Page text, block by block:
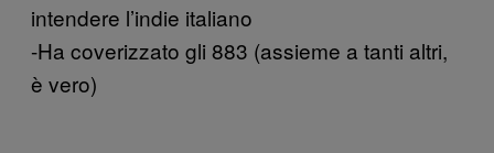
intendere l’indie italiano
-Ha coverizzato gli 883 (assieme a tanti altri,
è vero)